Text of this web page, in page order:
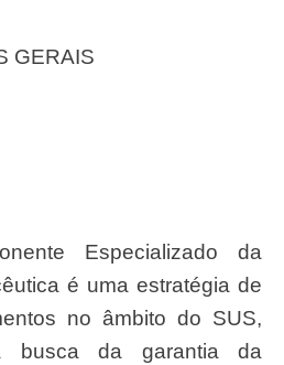
GERAIS
é uma estratégia de
no âmbito do SUS,
busca da garantia da